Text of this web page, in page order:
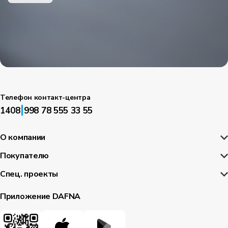
Телефон контакт-центра
1408|998 78 555 33 55
О компании
Покупателю
Спец. проекты
Приложение DAFNA